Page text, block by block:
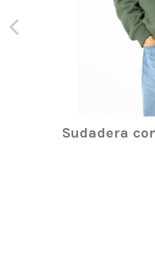
Sudadera